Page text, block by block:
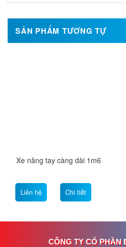
SẢN PHẨM TƯƠNG TỰ
Xe nâng tay càng dài 1m6
Liên hệ Chi tiết
CÔNG TY CỔ PHẦN